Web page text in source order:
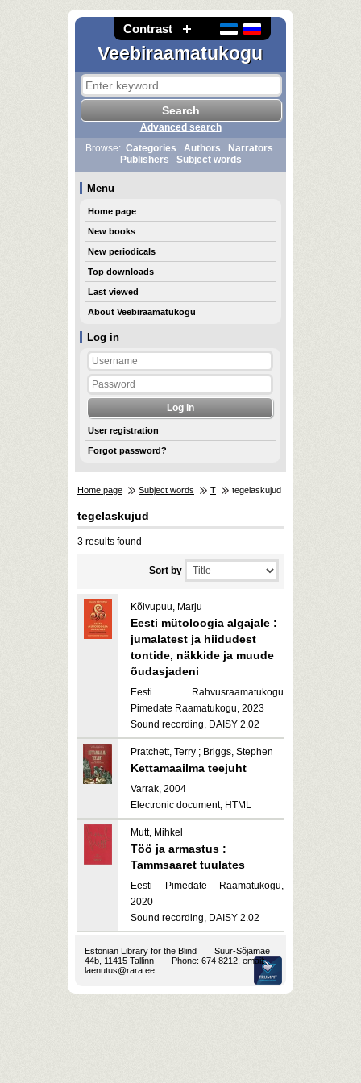
Contrast
Veebiraamatukogu
Log in
User registration
Forgot password?
Advanced search
Browse: Categories Authors
Narrators
Publishers
Subject words
Menu
Home page
New books
New periodicals
Top downloads
Last viewed
About Veebiraamatukogu
Home page Subject words T tegelaskujud
tegelaskujud
3 results found
Sort by
Kõivupuu, Marju
Eesti mütoloogia algajale :
jumalatest ja hiidudest
tontide, näkkide ja muude
õudasjadeni
Eesti Rahvusraamatukogu
Pimedate Raamatukogu, 2023
Sound recording, DAISY 2.02
Pratchett, Terry ; Briggs, Stephen
Kettamaailma teejuht
Varrak, 2004
Electronic document, HTML
Mutt, Mihkel
Töö ja armastus :
Tammsaaret tuulates
Eesti Pimedate Raamatukogu,
2020
Sound recording, DAISY 2.02
Estonian Library for the Blind
Suur-Sõjamäe
44b, 11415 Tallinn
Phone: 674 8212, email:
laenutus@rara.ee